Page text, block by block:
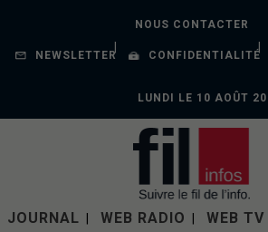
NOUS CONTACTER
NEWSLETTER CONFIDENTIALITÉ
LUNDI LE 10 AOÛT
JOURNAL WEB RADIO WEB TV